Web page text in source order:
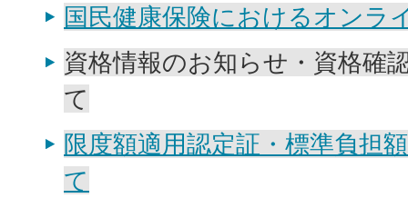
国民健康保険におけるオンラ
資格情報のお知らせ・資格確
て
限度額適用認定証・標準負担
て